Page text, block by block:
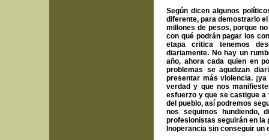
Según dicen algunos
diferente, para demostrarlo
millones de pesos, porque
con qué podrán pagar los
etapa critica tenemos
diariamente. No hay un
año, ahora cada quien en
problemas se agudizan
presentar más violencia.
verdad y que nos
esfuerzo y que se castigue
del pueblo, así podremos
nos seguimos hundiendo,
profesionistas seguirán en la
Inoperancia sin conseguir un